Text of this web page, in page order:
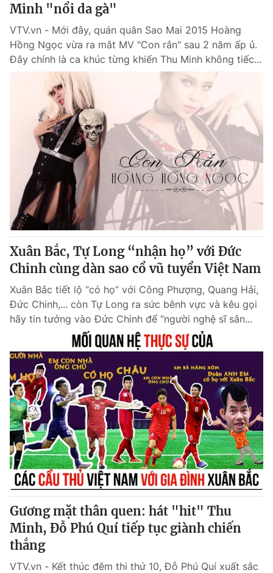
Minh "nổi da gà"
VTV.vn - Mới đây, quán quân Sao Mai 2015 Hoàng
Hồng Ngọc vừa ra mắt MV "Con rắn" sau 2 năm ấp ủ.
Đây chính là ca khúc từng khiến Thu Minh không tiếc...
Xuân Bắc, Tự Long “nhận họ” với Đức
Chinh cùng dàn sao cổ vũ tuyển Việt Nam
Xuân Bắc tiết lộ “có họ” với Công Phượng, Quang Hải,
Đức Chinh,... còn Tự Long ra sức bênh vực và kêu gọi
hãy tin tưởng vào Đức Chinh để “người nghệ sĩ sân...
Gương mặt thân quen: hát "hit" Thu
Minh, Đỗ Phú Quí tiếp tục giành chiến
thắng
VTV.vn - Kết thúc đêm thi thứ 10, Đỗ Phú Quí xuất sắc